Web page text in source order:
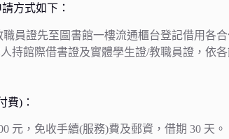
方式如下：
員證先至圖書館一樓流通櫃台登記借用各
持館際借書證及實體學生證/教職員證，依
費)：
元，免收手續(服務)費及郵資，借期 30 天。